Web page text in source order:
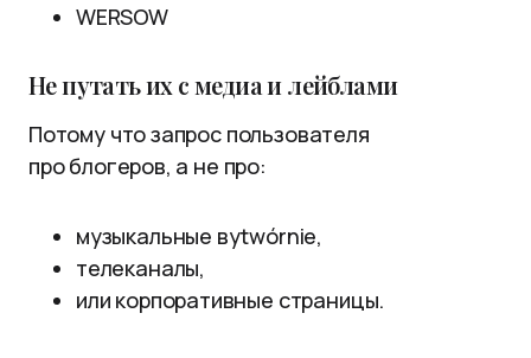
WERSOW
Не путать их с медиа и лейблами
Потому что запрос пользователя
про блогеров, а не про:
музыкальные вytwórnie,
телеканалы,
или корпоративные страницы.